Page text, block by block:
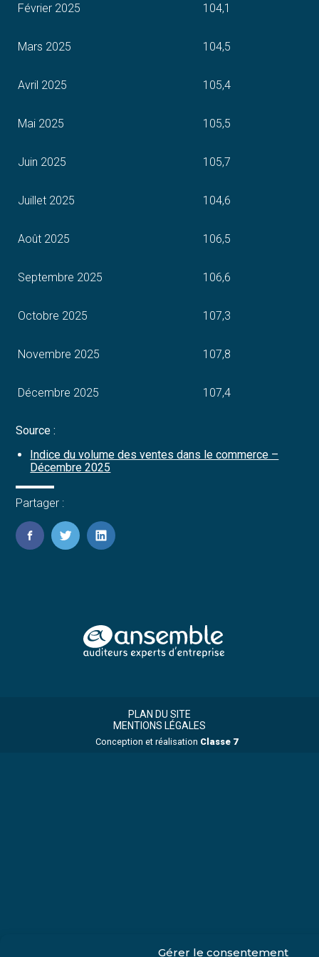
Gérer le consentement
Février 2025 104,1
Mars 2025 104,5
Avril 2025 105,4
Mai 2025 105,5
Juin 2025 105,7
Juillet 2025 104,6
Août 2025 106,5
Septembre 2025 106,6
Octobre 2025 107,3
Novembre 2025 107,8
Décembre 2025 107,4
Source :
Indice du volume des ventes dans le commerce –
Décembre 2025
Partager :
FaceBook
TwitterLinkedIn
Principale
PLAN DU SITE
MENTIONS LÉGALES
Conception et réalisation Classe 7